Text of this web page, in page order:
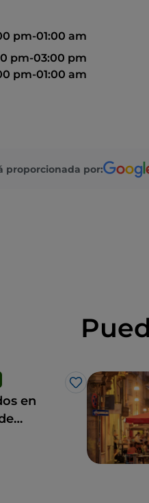
pm-01:00 am
pm-03:00 pm
pm-01:00 am
proporcionada por:
Me gusta
en
vino